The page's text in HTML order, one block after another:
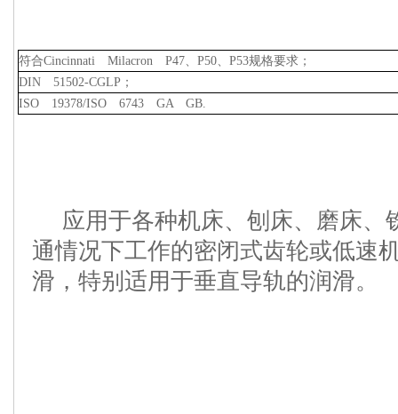
符合Cincinnati Milacron P47、P50、P53规格要求；
DIN 51502-CGLP；
ISO 19378/ISO 6743 GA GB.
应用于各种机床、刨床、磨床、
通情况下工作的密闭式齿轮或低速
滑，特别适用于垂直导轨的润滑。